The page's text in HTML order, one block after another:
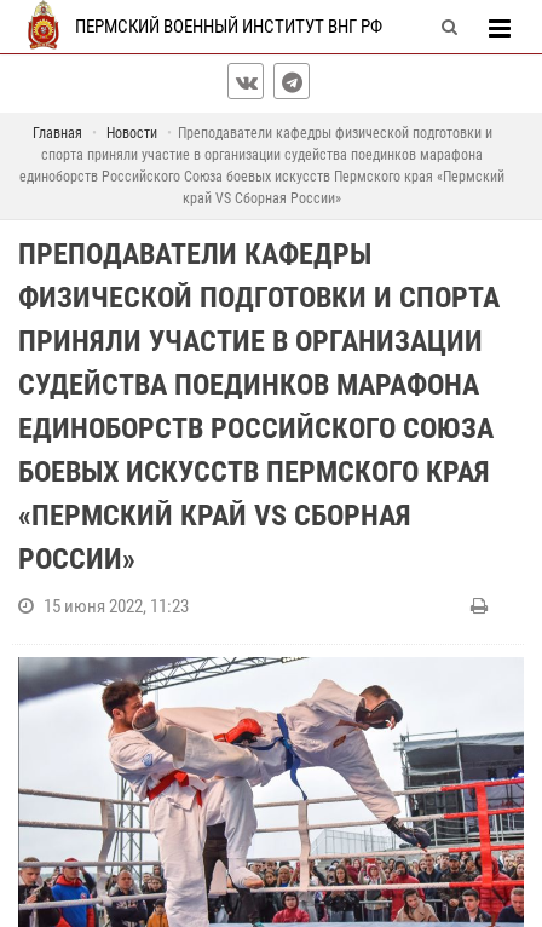
ПЕРМСКИЙ ВОЕННЫЙ ИНСТИТУТ ВНГ РФ
Главная Новости
Преподаватели кафедры физической подготовки и
спорта приняли участие в организации судейства поединков марафона
единоборств Российского Союза боевых искусств Пермского края «Пермский
край VS Сборная России»
ПРЕПОДАВАТЕЛИ КАФЕДРЫ
ФИЗИЧЕСКОЙ ПОДГОТОВКИ И СПОРТА
ПРИНЯЛИ УЧАСТИЕ В ОРГАНИЗАЦИИ
СУДЕЙСТВА ПОЕДИНКОВ МАРАФОНА
ЕДИНОБОРСТВ РОССИЙСКОГО СОЮЗА
БОЕВЫХ ИСКУССТВ ПЕРМСКОГО КРАЯ
«ПЕРМСКИЙ КРАЙ VS СБОРНАЯ
РОССИИ»
15 июня 2022, 11:23